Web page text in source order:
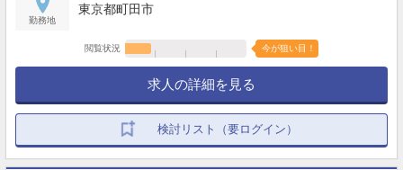
勤務地
東京都町田市
閲覧状況 今が狙い目！
求人の詳細を見る
検討リスト（要ログイン）